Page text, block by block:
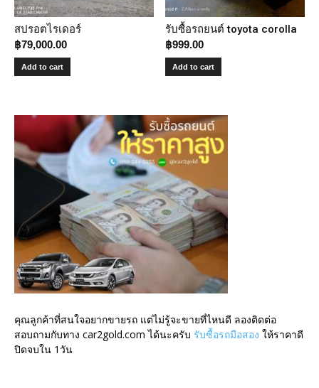
สปรอตไรเดอร์
฿79,000.00
Add to cart
รับซื้อรถยนต์ toyota corolla
฿999.00
Add to cart
คุณลูกค้าที่สนใจอยากขายรถ แต่ไม่รู้จะขายที่ไหนดี ลองติดต่อ
สอบถามกับทาง car2gold.com ได้นะครับ รับซื้อรถมือสอง ให้ราคาดี
ปิดจบใน 1วัน